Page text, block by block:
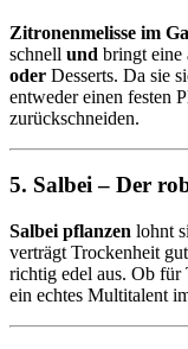
Zitronenmelisse im
schnell und bringt eine
oder Desserts. Da sie
entweder einen festen
zurückschneiden.
5. Salbei – Der
Salbei pflanzen lohnt
verträgt Trockenheit gut
richtig edel aus. Ob für
ein echtes Multitalent